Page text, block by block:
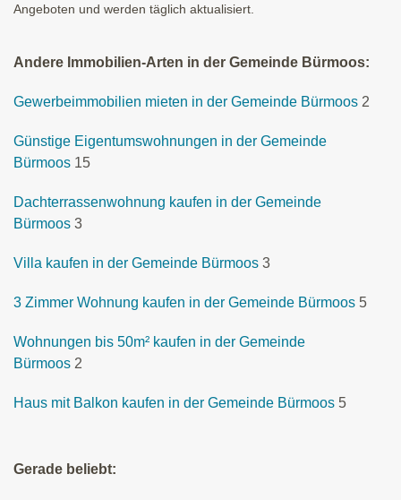
Angeboten und werden täglich aktualisiert.
Andere Immobilien-Arten in der Gemeinde Bürmoos:
Gewerbeimmobilien mieten in der Gemeinde Bürmoos 2
Günstige Eigentumswohnungen in der Gemeinde
Bürmoos 15
Dachterrassenwohnung kaufen in der Gemeinde
Bürmoos 3
Villa kaufen in der Gemeinde Bürmoos 3
3 Zimmer Wohnung kaufen in der Gemeinde Bürmoos 5
Wohnungen bis 50m² kaufen in der Gemeinde
Bürmoos 2
Haus mit Balkon kaufen in der Gemeinde Bürmoos 5
Gerade beliebt: